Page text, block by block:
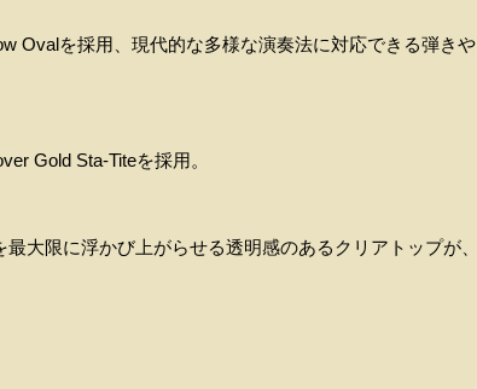
Ovalを採用、現代的な多様な演奏法に対応できる弾きや
Gold Sta-Titeを採用。
大限に浮かび上がらせる透明感のあるクリアトップが、